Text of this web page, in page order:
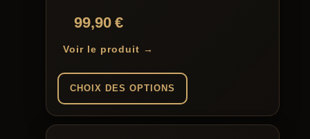
99,90€
Voir le produit →
CHOIX DES OPTIONS
produit